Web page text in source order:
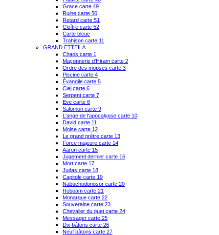
Grace carte 49
Ruine carte 50
Retard carte 51
Cloître carte 52
Carte bleue
Trahison carte 11
GRAND ETTEILA
Chaos carte 1
Maçonnerie d'Hiram carte 2
Ordre des mopses carte 3
Piscine carte 4
Évangile carte 5
Ciel carte 6
Serpent carte 7
Eve carte 8
Salomon carte 9
L'ange de l'apocalypse carte 10
David carte 11
Moise carte 12
Le grand prêtre carte 13
Force majeure carte 14
Aaron carte 15
Jugement dernier carte 16
Mort carte 17
Judas carte 18
Capitole carte 19
Nabuchodonosor carte 20
Roboam carte 21
Monarque carte 22
Souveraine carte 23
Chevalier du guet carte 24
Messager carte 25
Dix bâtons carte 26
Neuf bâtons carte 27